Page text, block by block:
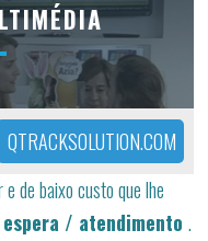
QTRACKSOLUTION.COM
de baixo custo que lhe
/ atendimento.